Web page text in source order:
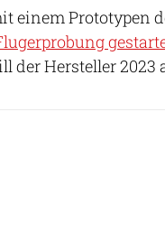
einem Prototypen
der Hersteller 2023